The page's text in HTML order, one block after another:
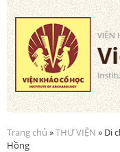
Bạn đang ở đây
Trang chủ »THƯ VIỆN » Di
Hồng